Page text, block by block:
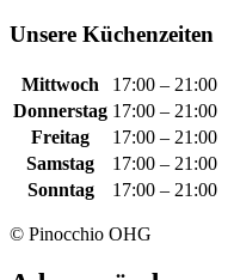
Unsere Küchenzeiten
Mittwoch
17:00 – 21:00
Donnerstag 17:00 – 21:00
Freitag
17:00 – 21:00
Samstag
17:00 – 21:00
Sonntag
17:00 – 21:00
© Pinocchio OHG